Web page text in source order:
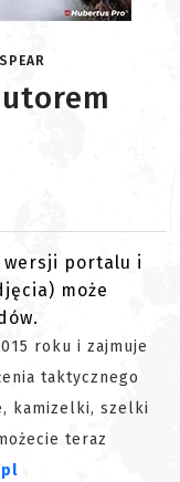
wersji portalu i
może
roku i zajmuje
taktycznego
kamizelki, szelki
teraz